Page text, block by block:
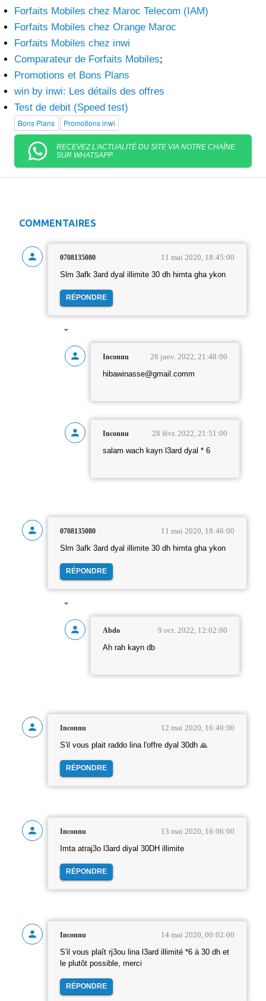
Forfaits Mobiles chez Maroc Telecom (IAM)
Forfaits Mobiles chez Orange Maroc
Forfaits Mobiles chez inwi
Comparateur de Forfaits Mobiles;
Promotions et Bons Plans
win by inwi: Les détails des offres
Test de debit (Speed test)
Bons Plans Promotions inwi
RECEVEZ L'ACTUALITÉ DU SITE VIA NOTRE CHAÎNE
SUR WHATSAPP
COMMENTAIRES
0708135080 11 mai 2020, 18:45:00
Slm 3afk 3ard dyal illimite 30 dh himta gha ykon
RÉPONDRE
Inconnu 26 janv. 2022, 21:48:00
hibawinasse@gmail.comm
Inconnu 28 févr. 2022, 21:51:00
salam wach kayn l3ard dyal * 6
0708135080 11 mai 2020, 18:46:00
Slm 3afk 3ard dyal illimite 30 dh himta gha ykon
RÉPONDRE
Abdo 9 oct. 2022, 12:02:00
Ah rah kayn db
Inconnu 12 mai 2020, 16:40:00
S'il vous plait raddo lina l'offre dyal 30dh 🙏
RÉPONDRE
Inconnu 13 mai 2020, 16:06:00
Imta atraj3o l3ard diyal 30DH illimite
RÉPONDRE
Inconnu 14 mai 2020, 00:02:00
S'il vous plaît rj3ou lina l3ard illimité *6 à 30 dh et
le plutôt possible, merci
RÉPONDRE